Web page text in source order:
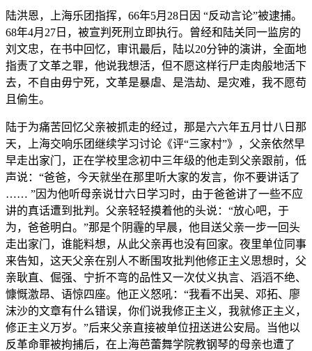
陆洪恩，上海乐团指挥，66年5月28日因 “反动言论”被逮捕。
68年4月27日，被宣判死刑立即执行。曾经和陆关同一监房的
刘文忠，在书中回忆，审讯最后，陆以20分钟的演讲，全面地
指责了文革之罪，他说我想活，但不愿这样行尸走肉般地活下
去，不自由毋宁死，文革是暴虐、是浩劫、是灾难，我不愿苟
且偷生。
陆于为痛苦回忆父亲被抓走的经过，那是六六年五月廿八日那
天，上海交响乐团继续学习讨论《评“三家村”》，父亲依然早
早走出家门，正在学校里念初中三年级的他走到父亲跟前，低
声说：“爸爸，今天就坐在那里听大家的发言，你不要讲话了
…… ”因为他听母亲说廿六日学习时，由于爸爸讲了一些不应
讲的真话遭到批判。父亲轻轻摸着他的头说：“放心吧，于
为，爸爸明白。”那是个阴霾的早晨，他目送父亲一步一回头
走出家门，谁能料想，从此父亲再也没有回家。夜里单位同事
来告知，这天父亲在别人不断围攻批判他修正主义思想时，父
亲耿直、倔强、宁折不弯的品性又一次仗义执言、滔滔不绝、
慷慨激昂、语惊四座。他正义怒吼：“我看不出吴、邓拓、廖
沫沙的文章有什么错误，你们说我修正主义，我就修正主义，
修正主义万岁。”后来父亲直接被单位扭送进公安局。当他以
反革命罪被拘捕后，在上海芭蕾舞学院教钢琴的母亲也遭了